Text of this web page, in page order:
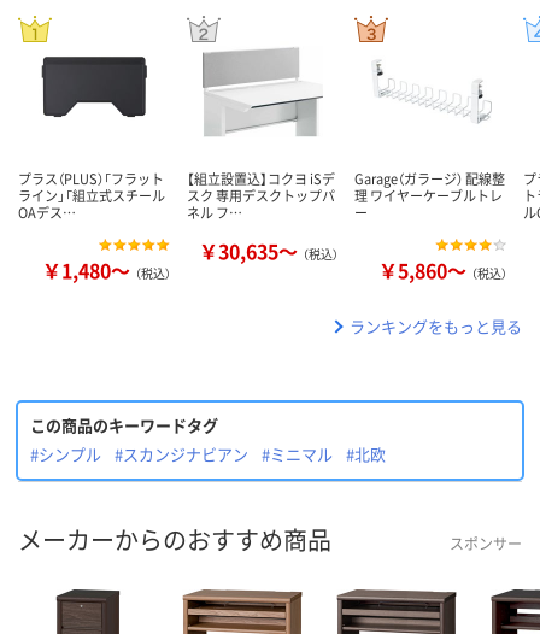
プラス（PLUS）「フラット
ライン」「組立式スチール
OAデス…
￥1,480～ （税込）
【組立設置込】コクヨ iSデ
スク 専用デスクトップパ
ネル フ…
￥30,635～ （税込）
Garage（ガラージ） 配線整
理 ワイヤーケーブルトレ
ー
￥5,860～ （税込）
ランキングをもっと見る
この商品のキーワードタグ
#シンプル
#スカンジナビアン #ミニマル #北欧
メーカーからのおすすめ商品 スポンサー